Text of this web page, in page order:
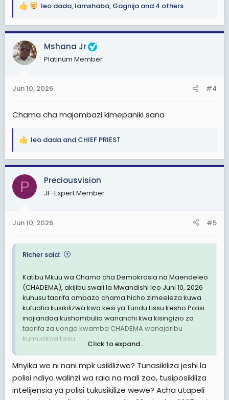
R
a
c
t
i
s
leo dada, lamshaba, Gagnija and 4 others
Mshana Jr
Platinum Member
Jun 10, 2026 #4
Chama cha majambazi kimepaniki sana
R
a
c
i
s
leo dada and CHIEF PRIEST
P Preciousvision
JF-Expert Member
Jun 10, 2026 #5
Richer said:
Katibu Mkuu wa Chama cha Demokrasia na Maendeleo
(CHADEMA), akijibu swali la Mwandishi leo Juni 10, 2026
kuhusu taarifa ambazo chama hicho zimeeleza kuwa
kufuatia kusikilizwa kwa kesi ya Tundu Lissu kesho Polisi
inajiandaa kushambulia wananchi kwa kisingizio za
taarifa za uongo kwamba CHADEMA wanajaribu
kumuokoa Lissu
"Umeuliza sasa hizi taarifa za kiintelijensia, huu mpango
huu ni ni polisi ngazi ipi? Ni je ni Jeshi la Polisi lote? Au ni
Click to expand...
Mnyika we ni nani mpk usikilizwe? Tunasikiliza jeshi la
polisi ndiyo walinzi wa raia na mali zao, tusiposikiliza
intelijensia ya polisi tukusikilize wewe? Acha utapeli